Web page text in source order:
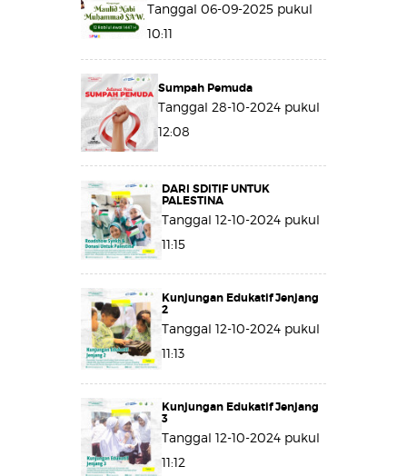
Tanggal 06-09-2025 pukul
10:11
Sumpah Pemuda
Tanggal 28-10-2024 pukul
12:08
DARI SDITIF UNTUK
PALESTINA
Tanggal 12-10-2024 pukul
11:15
Kunjungan Edukatif Jenjang
2
Tanggal 12-10-2024 pukul
11:13
Kunjungan Edukatif Jenjang
3
Tanggal 12-10-2024 pukul
11:12